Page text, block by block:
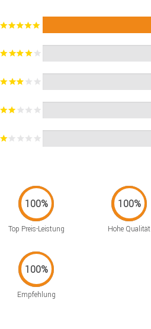
Top Preis-Leistung Hohe Qualität
Empfehlung